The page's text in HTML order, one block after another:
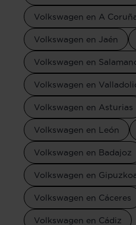
Volkswagen en A
Volkswagen en Jaén
Volkswagen en
Volkswagen en
Volkswagen en Asturias
Volkswagen en León
Volkswagen en Badajoz
Volkswagen en
Volkswagen en Cáceres
Volkswagen en Cádiz